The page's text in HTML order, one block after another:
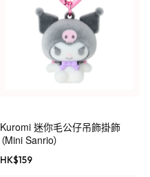
Kuromi 迷你毛公仔吊飾掛飾
（Mini Sanrio）
HK$159